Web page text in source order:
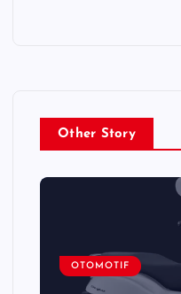
Other Story
OTOMOTIF